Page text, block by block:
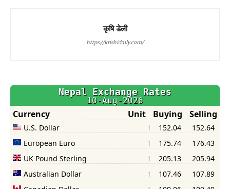
कृषि डेली
https://krishidaily.com/